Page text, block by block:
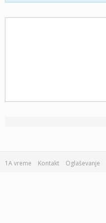
1A vreme Kontakt Oglaševanje